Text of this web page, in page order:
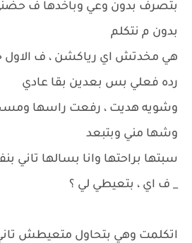
بتصرف بدون وعي وباخدها ف
بدون م نتكلم
هي مخدتش اي رياكشن ، ف
رده فعلي بس بعدين بقا عادي
وشويه هديت ، رفعت راسها
وشها مني وبتبعد
سبتها براحتها وانا بسالها تاني
_ ف اي ، بتعيطي لي ؟
اتكلمت وهي بتحاول متعيطش